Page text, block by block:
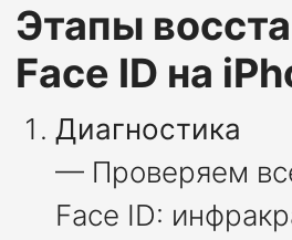
Этапы
Face ID на
Диагностика
— Проверяем
Face ID: